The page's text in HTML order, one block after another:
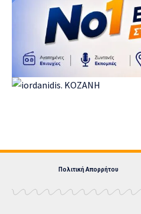
Πολιτική Απορρήτου